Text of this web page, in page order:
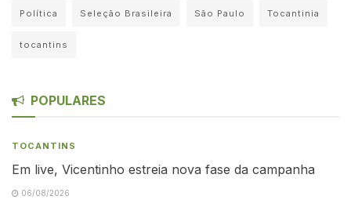
Política Seleção Brasileira São Paulo Tocantinia
tocantins
POPULARES
TOCANTINS
Em live, Vicentinho estreia nova fase da campanha
06/08/2026